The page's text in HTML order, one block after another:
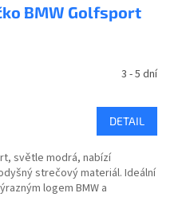
BMW Golfsport
3 - 5 dní
DETAIL
světle modrá, nabízí
strečový materiál. Ideální
logem BMW a